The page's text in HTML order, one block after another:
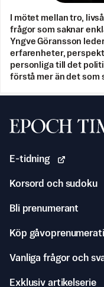
I mötet mellan tro,
frågor som saknar
Yngve Göransson
erfarenheter,
personliga till det
förstå mer än det som
Svenska Epoch
E-tidning
Korsord och sudoku
Bli prenumerant
Köp
Vanliga frågor och
Exklusiv artikelserie